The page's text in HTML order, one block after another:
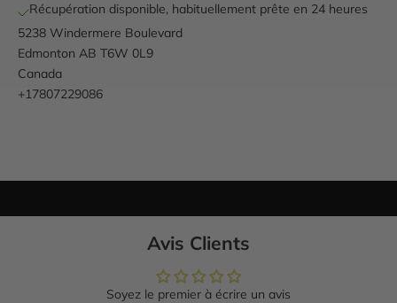
Récupération disponible, habituellement prête en 24 heures
5238 Windermere Boulevard
Edmonton AB T6W 0L9
Canada
+17807229086
Avis Clients
Soyez le premier à écrire un avis